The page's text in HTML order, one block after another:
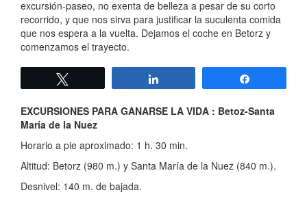
excursión-paseo, no exenta de belleza a pesar de su corto
recorrido, y que nos sirva para justificar la suculenta comida
que nos espera a la vuelta. Dejamos el coche en Betorz y
comenzamos el trayecto.
EXCURSIONES PARA GANARSE LA VIDA : Betoz-Santa
María de la Nuez
Horario a pie aproximado: 1 h. 30 min.
Altitud: Betorz (980 m.) y Santa María de la Nuez (840 m.).
Desnivel: 140 m. de bajada.